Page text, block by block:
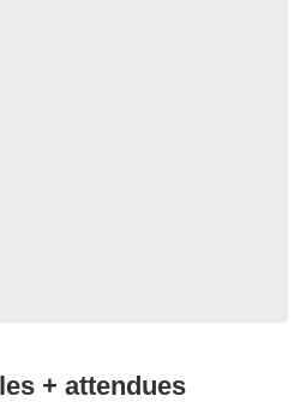
+ attendues